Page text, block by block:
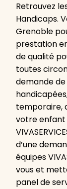
Retrouvez
Handicaps.
Grenoble
prestation
de qualité
toutes
demande
temporaire,
votre enfant
d’une
équipes
vous et
panel de